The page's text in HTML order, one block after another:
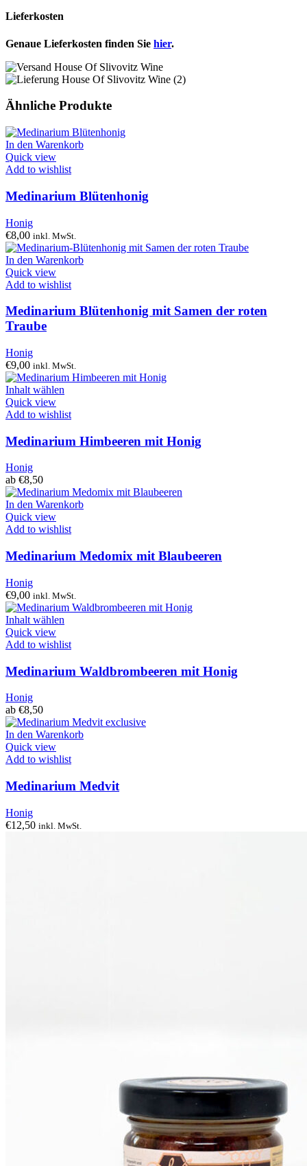
Lieferkosten
Genaue Lieferkosten finden Sie hier.
Ähnliche Produkte
In den Warenkorb
Quick view
Add to wishlist
Medinarium Blütenhonig
Honig
€8,00 inkl. MwSt.
In den Warenkorb
Quick view
Add to wishlist
Medinarium Blütenhonig mit Samen der roten
Traube
Honig
€9,00 inkl. MwSt.
Inhalt wählen
Quick view
Add to wishlist
Medinarium Himbeeren mit Honig
Honig
ab €8,50
In den Warenkorb
Quick view
Add to wishlist
Medinarium Medomix mit Blaubeeren
Honig
€9,00 inkl. MwSt.
Inhalt wählen
Quick view
Add to wishlist
Medinarium Waldbrombeeren mit Honig
Honig
ab €8,50
In den Warenkorb
Quick view
Add to wishlist
Medinarium Medvit
Honig
€12,50 inkl. MwSt.